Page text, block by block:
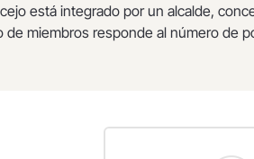
está integrado por un alcalde,
de miembros responde al número de